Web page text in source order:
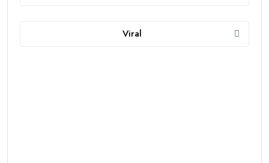
Viral